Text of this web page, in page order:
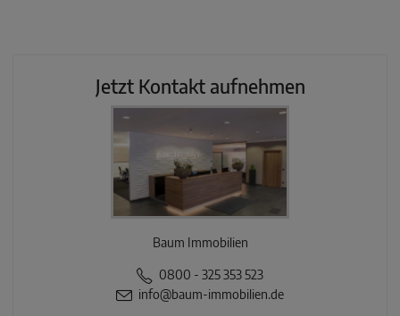
Jetzt Kontakt aufnehmen
Baum Immobilien
0800 - 325 353 523
info@baum-immobilien.de